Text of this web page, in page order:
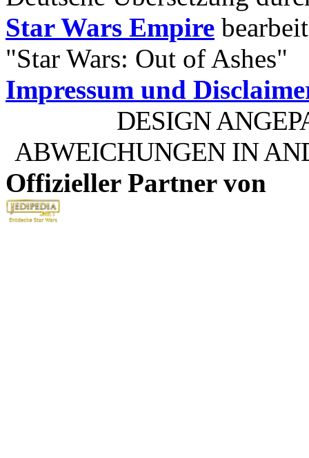
Star Wars Empire
"Star Wars: Out of Ashes"
Impressum und
DESIGN
ABWEICHUNGEN IN
Offizieller Partner von